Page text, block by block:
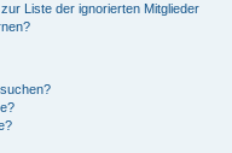
Liste der ignorierten Mitglieder